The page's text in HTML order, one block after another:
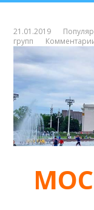
21.01.2019
групп